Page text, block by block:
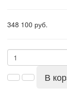
348 100 руб.
В